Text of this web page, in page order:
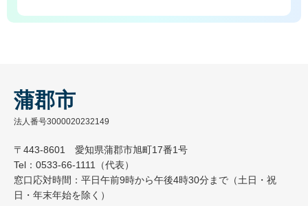
蒲郡市
法人番号3000020232149
〒443-8601 愛知県蒲郡市旭町17番1号
Tel：0533-66-1111（代表）
窓口応対時間：平日午前9時から午後4時30分まで（土日・祝
日・年末年始を除く）